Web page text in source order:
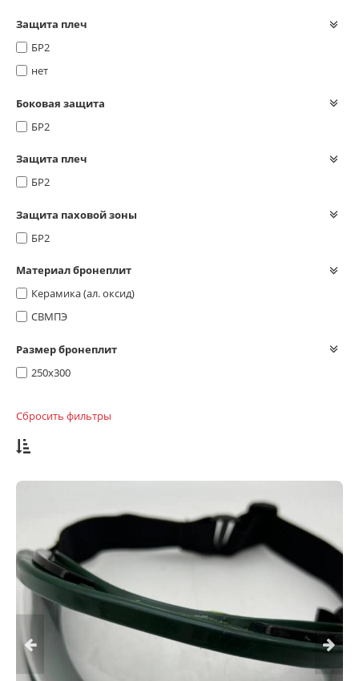
Защита плеч
БР2
нет
Боковая защита
БР2
Защита плеч
БР2
Защита паховой зоны
БР2
Материал бронеплит
Керамика (ал. оксид)
СВМПЭ
Размер бронеплит
250х300
Сбросить фильтры